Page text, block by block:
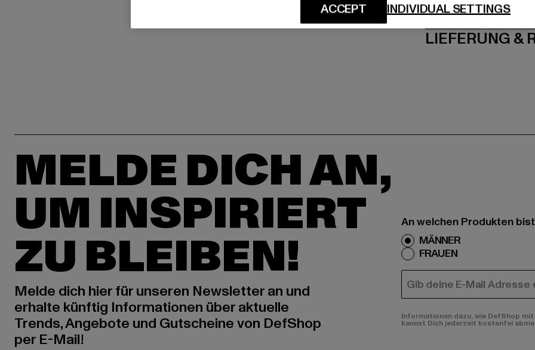
LIEFERUNG &
MELDE DICH AN,
UM INSPIRIERT
ZU BLEIBEN!
Melde dich hier für unseren Newsletter an und
erhalte künftig Informationen über aktuelle
Trends, Angebote und Gutscheine von DefShop
per E-Mail!
An welchen Produkten
MÄNNER
FRAUEN
E-MAIL
Informationen dazu, wie DefShop
kannst Dich jederzeit kostenfei
INDIVIDUAL SETTINGS
ACCEPT